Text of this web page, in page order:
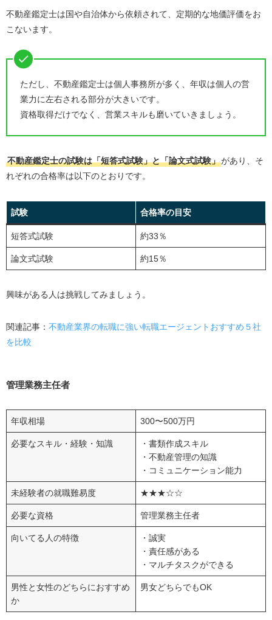
不動産鑑定士は国や自治体から依頼されて、定期的な地価評価をお
こないます。
ただし、不動産鑑定士は個人事務所が多く、年収は個人の営
業力に左右される部分が大きいです。
資格取得だけでなく、営業スキルも磨いていきましょう。
不動産鑑定士の試験は「短答式試験」と「論文式試験」があり、そ
れぞれの合格率は以下のとおりです。
試験 合格率の目安
短答式試験 約33％
論文式試験 約15％
興味がある人は挑戦してみましょう。
関連記事： 不動産業界の転職に強い転職エージェントおすすめ５社
を比較
管理業務主任者
年収相場 300〜500万円
必要なスキル・経験・知識
・書類作成スキル
・不動産管理の知識
・コミュニケーション能力
未経験者の就職難易度 ★★★☆☆
必要な資格 管理業務主任者
向いてる人の特徴
・誠実
・責任感がある
・マルチタスクができる
男性と女性のどちらにおすすめ
か
男女どちらでもOK